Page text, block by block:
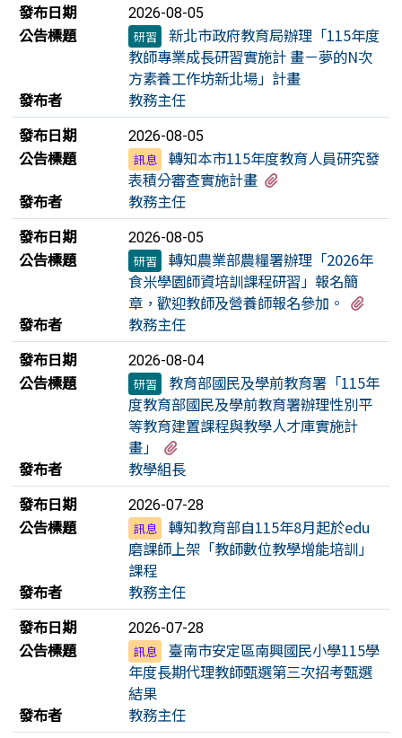
發布日期
2026-08-05
公告標題 研習
新北市政府教育局辦理「115年度
教師專業成長研習實施計 畫－夢的N次
方素養工作坊新北場」計畫
發布者
教務主任
發布日期
2026-08-05
公告標題 訊息
轉知本市115年度教育人員研究發
表積分審查實施計畫
發布者
教務主任
發布日期
2026-08-05
公告標題 研習
轉知農業部農糧署辦理「2026年
食米學園師資培訓課程研習」報名簡
章，歡迎教師及營養師報名參加。
發布者
教務主任
發布日期
2026-08-04
公告標題 研習
教育部國民及學前教育署「115年
度教育部國民及學前教育署辦理性別平
等教育建置課程與教學人才庫實施計
畫」
發布者
教學組長
發布日期
2026-07-28
公告標題 訊息
轉知教育部自115年8月起於edu
磨課師上架「教師數位教學增能培訓」
課程
發布者
教務主任
發布日期
2026-07-28
公告標題 訊息
臺南市安定區南興國民小學115學
年度長期代理教師甄選第三次招考甄選
結果
發布者
教務主任